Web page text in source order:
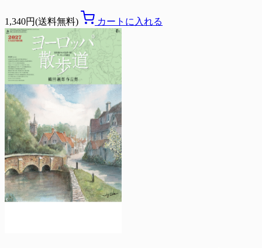
1,340円(送料無料) カートに入れる